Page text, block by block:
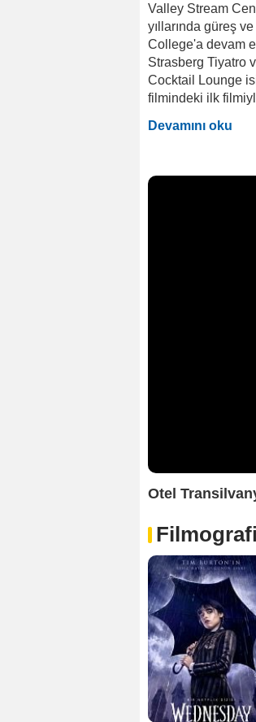
Valley Stream
yıllarında güreş
College'a devam
Strasberg Tiyatro
Cocktail Lounge
filmindeki ilk
Devamını oku
Otel
Filmografi